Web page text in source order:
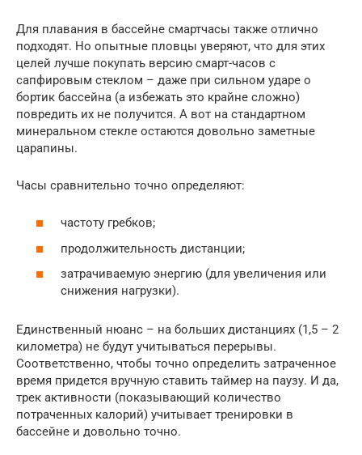
Для плавания в бассейне смартчасы также отлично
подходят. Но опытные пловцы уверяют, что для этих
целей лучше покупать версию смарт-часов с
сапфировым стеклом – даже при сильном ударе о
бортик бассейна (а избежать это крайне сложно)
повредить их не получится. А вот на стандартном
минеральном стекле остаются довольно заметные
царапины.
Часы сравнительно точно определяют:
частоту гребков;
продолжительность дистанции;
затрачиваемую энергию (для увеличения или
снижения нагрузки).
Единственный нюанс – на больших дистанциях (1,5 – 2
километра) не будут учитываться перерывы.
Соответственно, чтобы точно определить затраченное
время придется вручную ставить таймер на паузу. И да,
трек активности (показывающий количество
потраченных калорий) учитывает тренировки в
бассейне и довольно точно.